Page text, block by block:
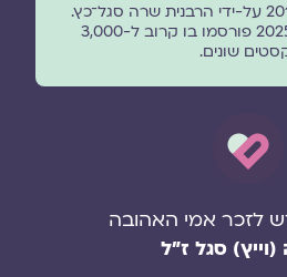
המגזין נוסד בשנת 2019 על-ידי הרבנית שרה סגל־כץ.
עם הכניסה לשנת 2025 פורסמו בו קרוב ל-3,000
שונים.
לזכר אמי האהובה
סגל ז"ל